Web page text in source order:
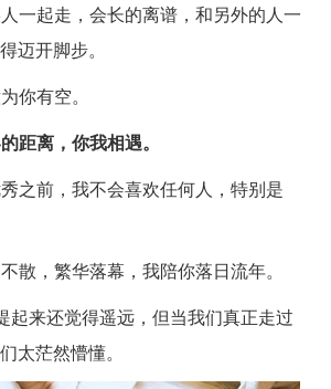
一起走，会长的离谱，和另外的人一
迈开脚步。
你有空。
距离，你我相遇。
之前，我不会喜欢任何人，特别是
散，繁华落幕，我陪你落日流年。
起来还觉得遥远，但当我们真正走过
太茫然懵懂。